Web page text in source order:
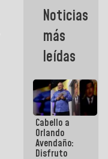
campeona
frente
México Sub
23 en los
Centroamericanos
Noticias
más
leídas
Cabello a
Orlando
Avendaño:
Disfruto